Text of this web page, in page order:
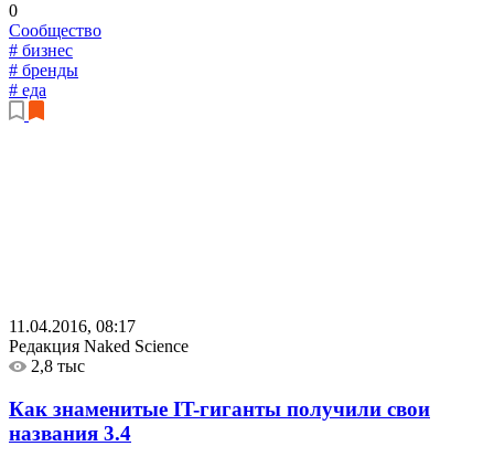
0
Сообщество
# бизнес
# бренды
# еда
11.04.2016, 08:17
Редакция Naked Science
2,8 тыс
Как знаменитые IT-гиганты получили свои
названия 3.4